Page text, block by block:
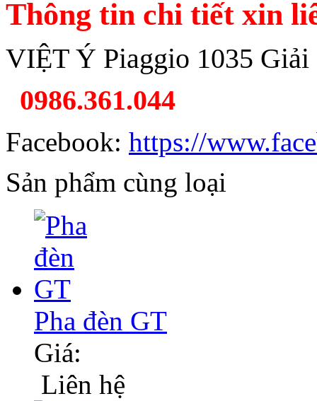
Thông tin chi tiết xin
VIỆT Ý Piaggio 1035
0986.361.044
Facebook: https://
Sản phẩm cùng loại
Pha đèn GT
Giá:
Liên hệ